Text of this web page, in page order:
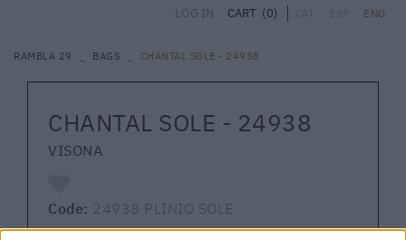
ENG
LOG IN CART (0)
RAMBLA 29 BAGS CHANTAL SOLE - 24938
CHANTAL SOLE - 24938
VISONA
Code: 24938 PLINIO SOLE